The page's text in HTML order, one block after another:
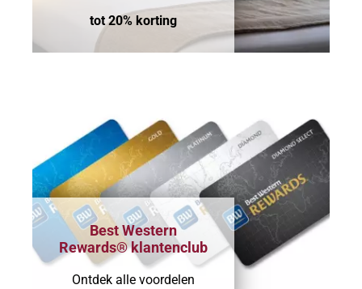
tot 20% korting
Best Western
Rewards® klantenclub
Ontdek alle voordelen